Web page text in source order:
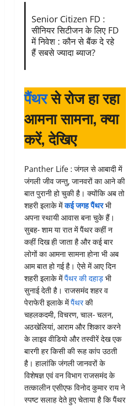
Senior Citizen FD :
सीनियर सिटीजन के लिए FD
में निवेश : कौन से बैंक दे रहे
हैं सबसे ज्यादा ब्याज?
पैंथरसे रोज हा रहा
आमना सामना, क्या
करें, देखिए
Panther Life : जंगल से आबादी में
जंगली जीव जन्तु, जानवरों का आने की
बात पुरानी हो चुकी है। क्योंकि अब तो
शहरी इलाके मेंकई जगह पैंथरभी
अपना स्थायी आवास बना चुके हैं।
सुबह- शाम या रात में पैंथर कहीं न
कहीं दिख ही जाता है और कई बार
लोगों का आमना सामना होना भी अब
आम बात हो गई है। ऐसे में आए दिन
शहरी इलाके मेंपैंथर की दहाड़भी
सुनाई देती है। राजसमंद शहर व
पेराफेरी इलाके मेंपैंथरकी
चहलकदमी, विचरण, चाल- चलन,
अठखेलियां, आराम और शिकार करने
के लाइव वीडियो और तस्वीरें देख एक
बारगी हर किसी की रूह कांप उठती
है। हालांकि जंगली जानवरों के
विशेषज्ञ एवं वन विभाग राजसमंद के
तत्कालीन एसीएफ विनोद कुमार राय ने
स्पष्ट सलाह देते हुए चेताया है कि पैंथर